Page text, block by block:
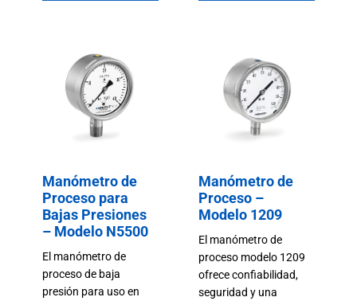
Manómetro de
Proceso para
Bajas Presiones
– Modelo N5500
El manómetro de
proceso de baja
presión para uso en
Manómetro de
Proceso –
Modelo 1209
El manómetro de
proceso modelo 1209
ofrece confiabilidad,
seguridad y una